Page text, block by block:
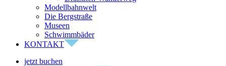
Modellbahnwelt
Die Bergstraße
Museen
Schwimmbäder
KONTAKT
jetzt buchen